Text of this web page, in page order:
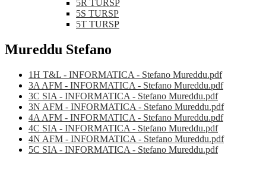
5R TURSP
5S TURSP
5T TURSP
Mureddu Stefano
1H T&L - INFORMATICA - Stefano Mureddu.pdf
3A AFM - INFORMATICA - Stefano Mureddu.pdf
3C SIA - INFORMATICA - Stefano Mureddu.pdf
3N AFM - INFORMATICA - Stefano Mureddu.pdf
4A AFM - INFORMATICA - Stefano Mureddu.pdf
4C SIA - INFORMATICA - Stefano Mureddu.pdf
4N AFM - INFORMATICA - Stefano Mureddu.pdf
5C SIA - INFORMATICA - Stefano Mureddu.pdf